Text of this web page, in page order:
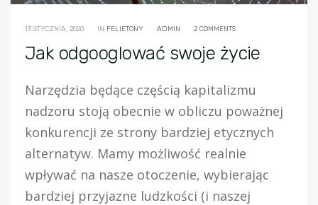
13 STYCZNIA, 2020 IN FELIETONY ADMIN 2 COMMENTS
Jak odgooglować swoje życie
Narzędzia będące częścią kapitalizmu
nadzoru stoją obecnie w obliczu poważnej
konkurencji ze strony bardziej etycznych
alternatyw. Mamy możliwość realnie
wpływać na nasze otoczenie, wybierając
bardziej przyjazne ludzkości (i naszej